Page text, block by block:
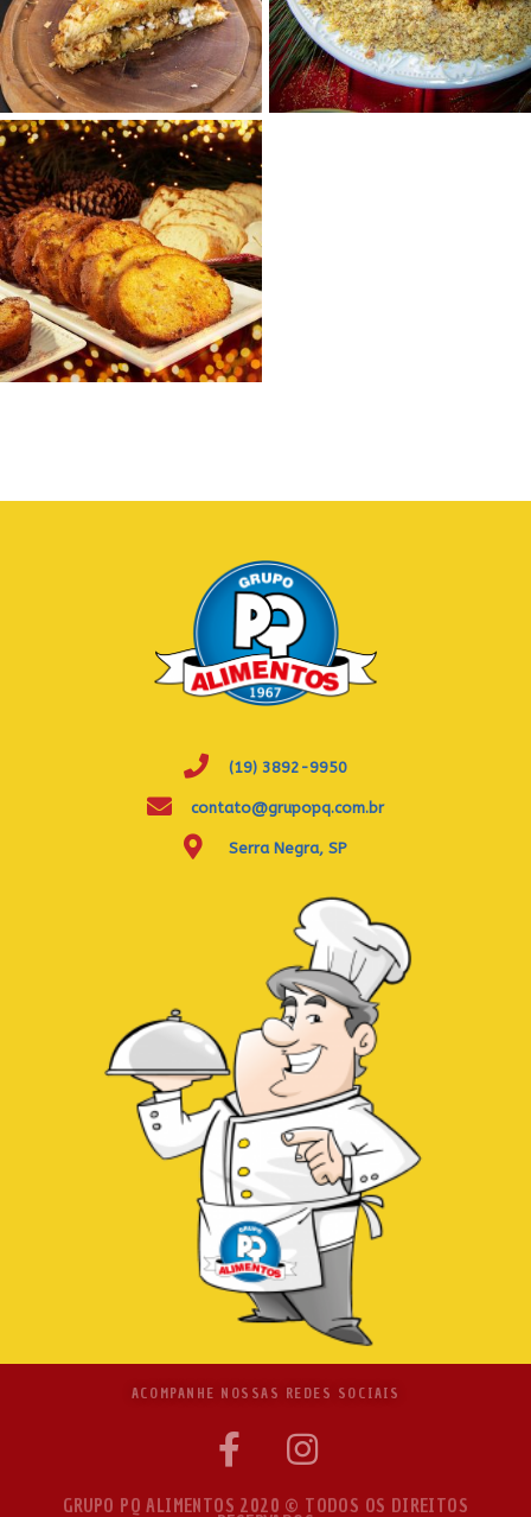
(19) 3892-9950
contato@grupopq.com.br
Serra Negra, SP
ACOMPANHE NOSSAS REDES SOCIAIS
GRUPO PQ ALIMENTOS 2020 © TODOS OS DIREITOS